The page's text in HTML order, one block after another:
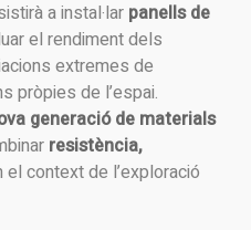
a instal·lar panells de
el rendiment dels
extremes de
pròpies de l’espai.
generació de materials
resistència,
el context de l’exploració